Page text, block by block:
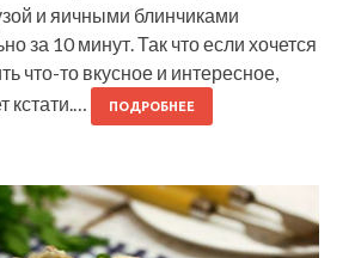
и яичными блинчиками
за 10 минут. Так что если хочется
что-то вкусное и интересное,
кстати.…
ПОДРОБНЕЕ